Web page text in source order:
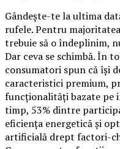
Gândește-te la ultima
rufele. Pentru
trebuie să o îndeplinim,
Dar ceva se schimbă. În
consumatori spun că își
caracteristici premium,
funcționalități bazate pe
timp, 53% dintre
eficiența energetică și
artificială drept factori-